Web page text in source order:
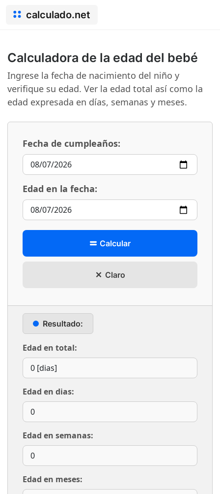
calculado.net
Calculadora de la edad del bebé
Ingrese la fecha de nacimiento del niño y
verifique su edad. Ver la edad total así como la
edad expresada en días, semanas y meses.
Fecha de cumpleaños:
Edad en la fecha:
Calcular
Claro
Resultado:
Edad en total:
Edad en dias:
Edad en semanas:
Edad en meses: